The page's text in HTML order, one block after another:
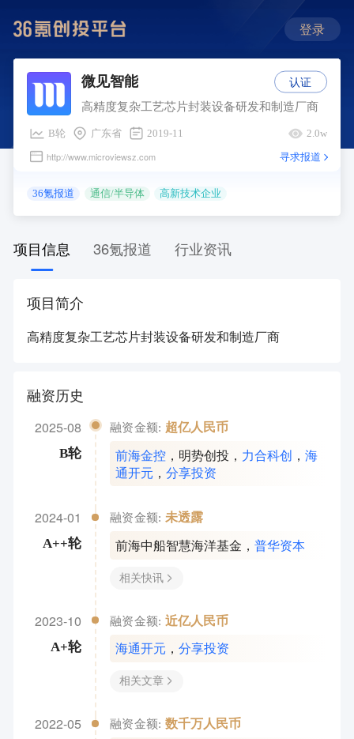
登录
微见智能
高精度复杂工艺芯片封装设备研发和制造厂商
B轮 广东省 2019-11 2.0w
http://www.microviewsz.com 寻求报道
36氪报道 通信/半导体 高新技术企业
认证
项目信息 36氪报道 行业资讯
项目简介
高精度复杂工艺芯片封装设备研发和制造厂商
融资历史
2025-08
B轮
融资金额: 超亿人民币
前海金控 ， 明势创投 ， 力合科创 ，海
通开元 ，分享投资
2024-01
A++轮
融资金额: 未透露
前海中船智慧海洋基金 ，普华资本
相关快讯
2023-10
A+轮
融资金额: 近亿人民币
海通开元 ，分享投资
相关文章
2022-05 融资金额: 数千万人民币